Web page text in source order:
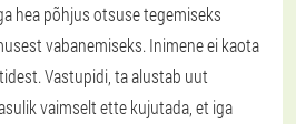
hea põhjus otsuse tegemiseks
vabanemiseks. Inimene ei kaota
Vastupidi, ta alustab uut
vaimselt ette kujutada, et iga